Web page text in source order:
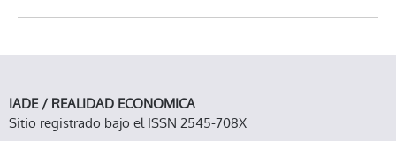
IADE / REALIDAD ECONOMICA
Sitio registrado bajo el ISSN 2545-708X